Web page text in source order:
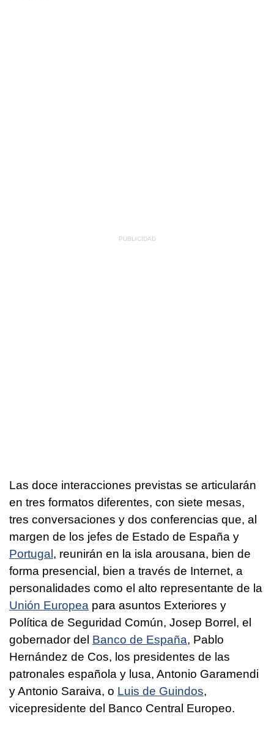
Las doce interacciones previstas se articularán
en tres formatos diferentes, con siete mesas,
tres conversaciones y dos conferencias que, al
margen de los jefes de Estado de España y
Portugal , reunirán en la isla arousana, bien de
forma presencial, bien a través de Internet, a
personalidades como el alto representante de la
Unión Europea para asuntos Exteriores y
Política de Seguridad Común, Josep Borrel, el
gobernador del Banco de España, Pablo
Hernández de Cos, los presidentes de las
patronales española y lusa, Antonio Garamendi
y Antonio Saraiva, o Luis de Guindos,
vicepresidente del Banco Central Europeo.